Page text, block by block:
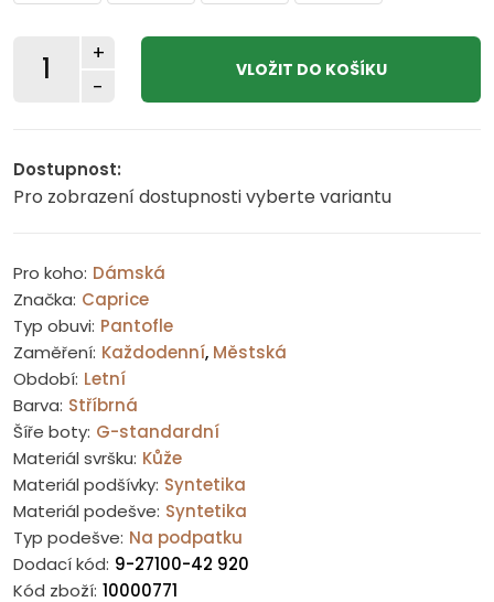
-
+
Dostupnost:
Pro zobrazení dostupnosti vyberte variantu
Pro koho: Dámská
Značka: Caprice
Typ obuvi: Pantofle
Zaměření: Každodenní, Městská
Období: Letní
Barva: Stříbrná
Šíře boty: G-standardní
Materiál svršku: Kůže
Materiál podšívky: Syntetika
Materiál podešve: Syntetika
Typ podešve: Na podpatku
Dodací kód: 9-27100-42 920
Kód zboží: 10000771